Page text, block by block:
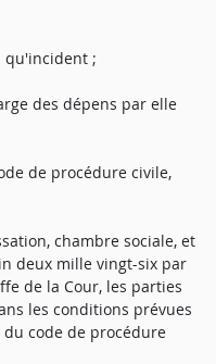
qu'incident ;
des dépens par elle
de procédure civile,
chambre sociale, et
deux mille vingt-six par
de la Cour, les parties
les conditions prévues
code de procédure